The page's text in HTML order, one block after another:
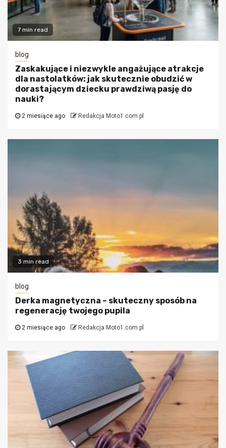
7 min read
blog
Zaskakujące i niezwykle angażujące atrakcje
dla nastolatków: jak skutecznie obudzić w
dorastającym dziecku prawdziwą pasję do
nauki?
2 miesiące ago Redakcja Moto1.com.pl
3 min read
blog
Derka magnetyczna – skuteczny sposób na
regenerację twojego pupila
2 miesiące ago Redakcja Moto1.com.pl